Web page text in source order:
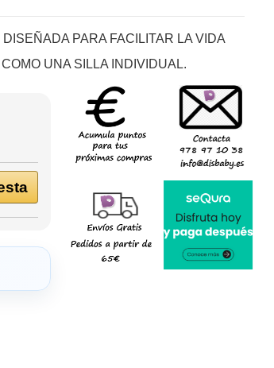
PARA FACILITAR LA VIDA
UNA SILLA INDIVIDUAL.